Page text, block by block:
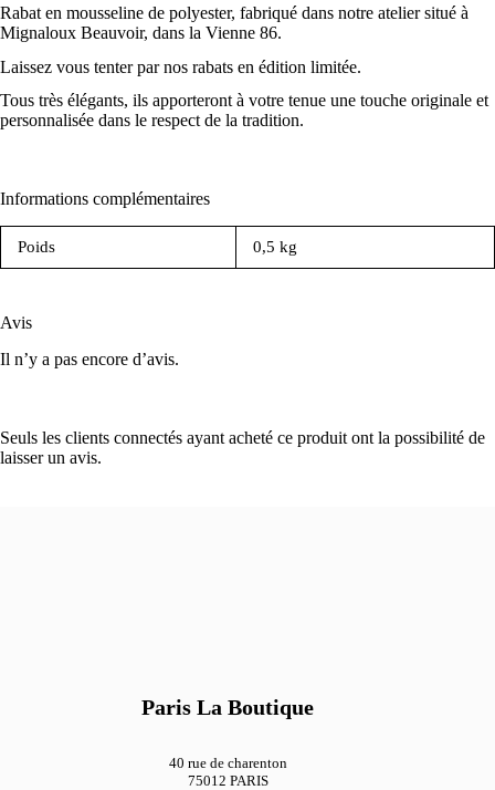
Rabat en mousseline de polyester, fabriqué dans notre atelier situé à
Mignaloux Beauvoir, dans la Vienne 86.
Laissez vous tenter par nos rabats en édition limitée.
Tous très élégants, ils apporteront à votre tenue une touche originale et
personnalisée dans le respect de la tradition.
Informations complémentaires
Poids 0,5 kg
Avis
Il n’y a pas encore d’avis.
Seuls les clients connectés ayant acheté ce produit ont la possibilité de
laisser un avis.
Paris La Boutique
40 rue de charenton
75012 PARIS